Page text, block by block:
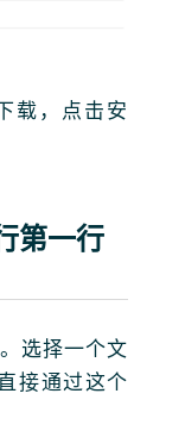
载，点击安
第一行
选择一个文
接通过这个